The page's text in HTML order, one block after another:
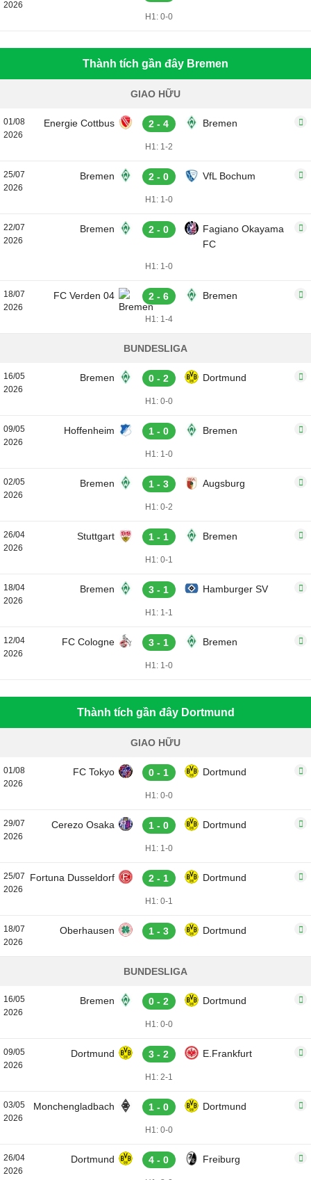
2026
H1: 0-0
Thành tích gần đây Bremen
GIAO HỮU
01/08
2026
Energie Cottbus 2 - 4 Bremen
H1: 1-2
25/07
2026
Bremen 2 - 0 VfL Bochum
H1: 1-0
22/07
2026
Bremen 2 - 0
Fagiano Okayama
FC
H1: 1-0
18/07
2026
FC Verden 04 2 - 6 Bremen
H1: 1-4
BUNDESLIGA
16/05
2026
Bremen 0 - 2 Dortmund
H1: 0-0
09/05
2026
Hoffenheim 1 - 0 Bremen
H1: 1-0
02/05
2026
Bremen 1 - 3 Augsburg
H1: 0-2
26/04
2026
Stuttgart 1 - 1 Bremen
H1: 0-1
18/04
2026
Bremen 3 - 1 Hamburger SV
H1: 1-1
12/04
2026
FC Cologne 3 - 1 Bremen
H1: 1-0
Thành tích gần đây Dortmund
GIAO HỮU
01/08
2026
FC Tokyo 0 - 1 Dortmund
H1: 0-0
29/07
2026
Cerezo Osaka 1 - 0 Dortmund
H1: 1-0
25/07
2026
Fortuna Dusseldorf 2 - 1 Dortmund
H1: 0-1
18/07
2026
Oberhausen 1 - 3 Dortmund
BUNDESLIGA
16/05
2026
Bremen 0 - 2 Dortmund
H1: 0-0
09/05
2026
Dortmund 3 - 2 E.Frankfurt
H1: 2-1
03/05
2026
Monchengladbach 1 - 0 Dortmund
H1: 0-0
26/04
2026
Dortmund 4 - 0 Freiburg